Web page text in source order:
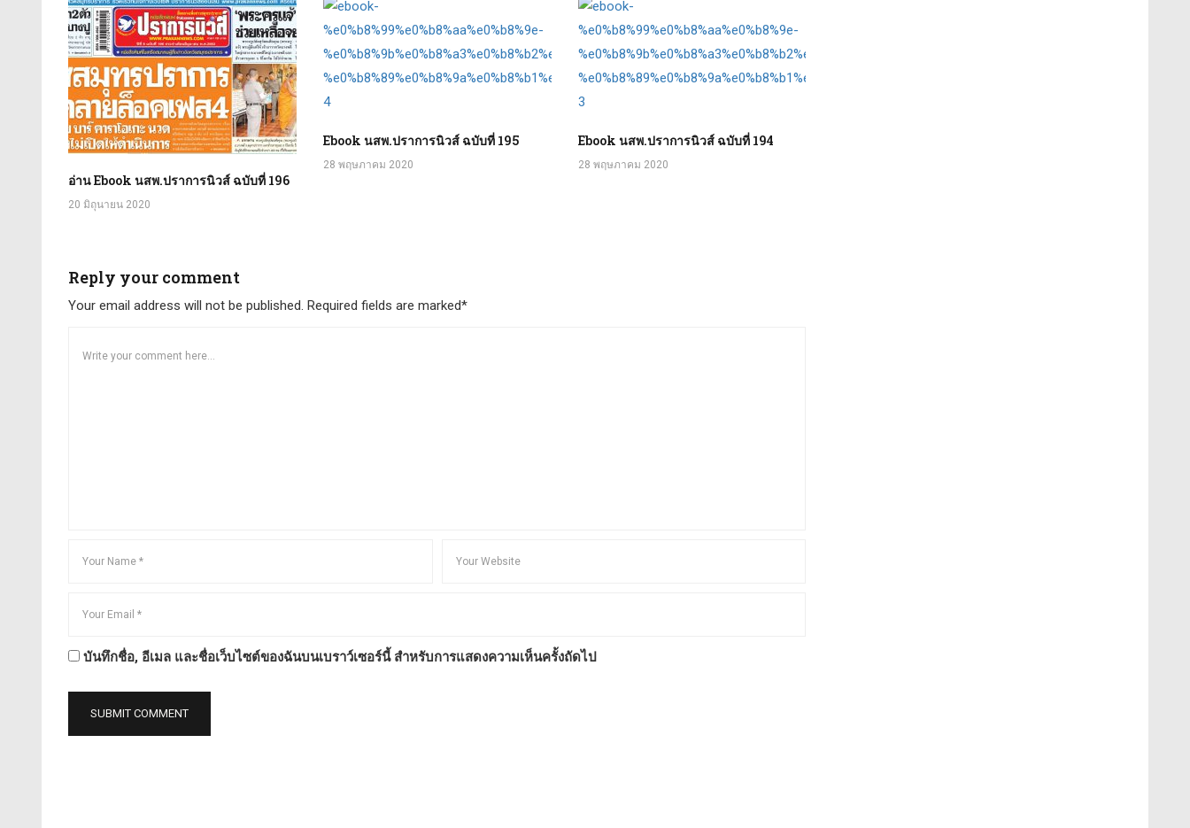
อ่าน Ebook นสพ.ปราการนิวส์ ฉบับที่ 196
20 มิถุนายน 2020
Ebook นสพ.ปราการนิวส์ ฉบับที่ 195
28 พฤษภาคม 2020
Ebook นสพ.ปราการนิวส์ ฉบับที่ 194
28 พฤษภาคม 2020
Reply your comment
Your email address will not be published. Required fields are marked*
บันทึกชื่อ, อีเมล และชื่อเว็บไซต์ของฉันบนเบราว์เซอร์นี้ สำหรับการแสดงความเห็นครั้งถัดไป